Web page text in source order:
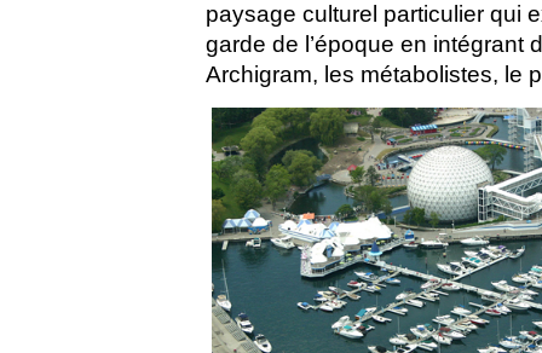
paysage culturel particulier qui
garde de l’époque en intégrant
Archigram, les métabolistes, le